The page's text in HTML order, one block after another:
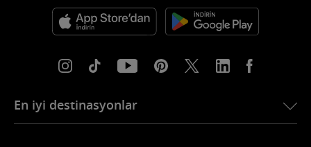
En iyi destinasyonlar